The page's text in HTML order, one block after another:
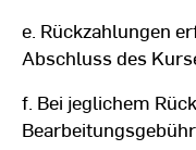
e. Rückzahlungen
Abschluss des
f. Bei jeglichem